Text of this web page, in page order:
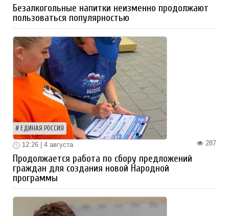
Безалкогольные напитки неизменно продолжают
пользоваться популярностью
ЕДИНАЯ РОССИЯ
287
12:26 | 4 августа
Продолжается работа по сбору предложений
граждан для создания новой Народной
программы